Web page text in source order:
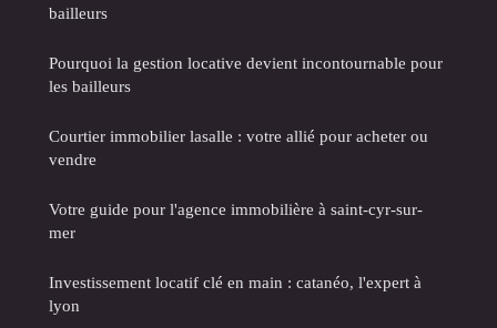
bailleurs
Pourquoi la gestion locative devient incontournable pour
les bailleurs
Courtier immobilier lasalle : votre allié pour acheter ou
vendre
Votre guide pour l'agence immobilière à saint-cyr-sur-
mer
Investissement locatif clé en main : catanéo, l'expert à
lyon